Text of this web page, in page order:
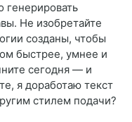
Не изобретайте
созданы, чтобы
быстрее, умнее и
сегодня — и
я доработаю текст
стилем подачи?